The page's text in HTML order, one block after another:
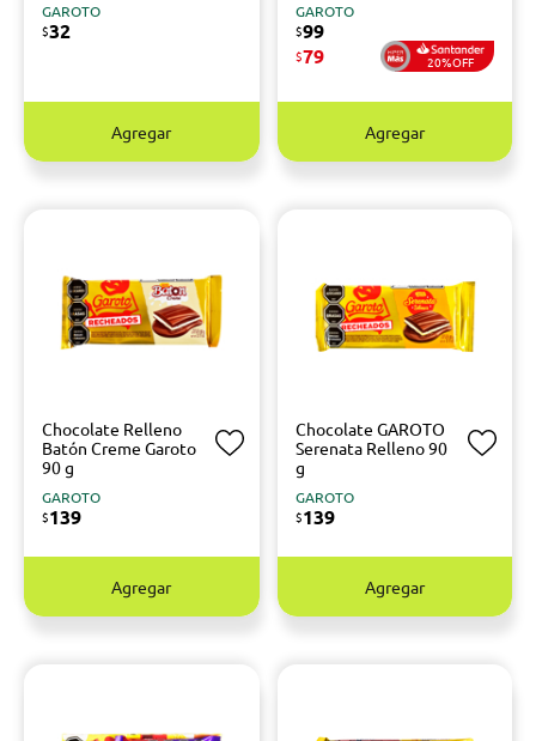
GAROTO
$32
Agregar
GAROTO
$99
$79 20%OFF
Agregar
Chocolate Relleno
Batón Creme Garoto
90 g
GAROTO
$139
Agregar
Chocolate GAROTO
Serenata Relleno 90
g
GAROTO
$139
Agregar